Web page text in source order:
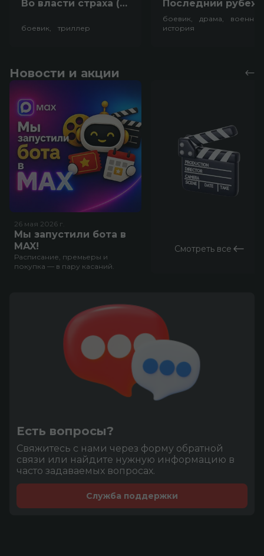
Во власти страха (18+)
боевик, триллер
боевик, драма,
история
Новости и акции
26 мая 2026 г.
Мы запустили бота в
MAX!
Расписание, премьеры и
покупка — в пару касаний.
Смотреть все
Есть вопросы?
Cвяжитесь с нами через форму обратной
связи или найдите нужную информацию в
часто задаваемых вопросах.
Служба поддержки